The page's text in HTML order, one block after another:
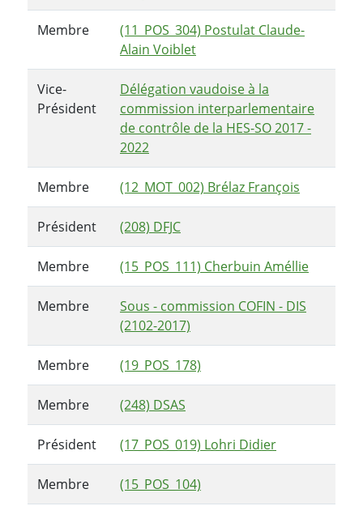
Membre
(11_POS_304) Postulat Claude-
Alain Voiblet
Vice-
Président
Délégation vaudoise à la
commission interparlementaire
de contrôle de la HES-SO 2017 -
2022
Membre (12_MOT_002) Brélaz François
Président (208) DFJC
Membre (15_POS_111) Cherbuin Améllie
Membre
Sous - commission COFIN - DIS
(2102-2017)
Membre (19_POS_178)
Membre (248) DSAS
Président (17_POS_019) Lohri Didier
Membre (15_POS_104)